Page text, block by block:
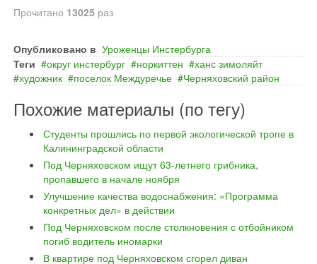
Прочитано 13025 раз
Опубликовано в Уроженцы Инстербурга
Теги
округ инстербург норкиттен
ханс зимоляйт
художник
поселок Междуречье Черняховский район
Похожие материалы (по тегу)
Студенты прошлись по первой экологической тропе в
Калининградской области
Под Черняховском ищут 63-летнего грибника,
пропавшего в начале ноября
Улучшение качества водоснабжения: «Программа
конкретных дел» в действии
Под Черняховском после столкновения с отбойником
погиб водитель иномарки
В квартире под Черняховском сгорел диван